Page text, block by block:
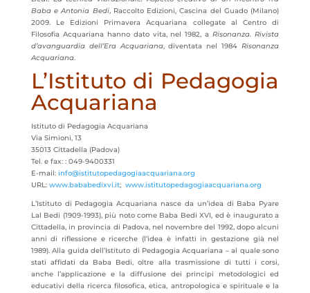
Baba e Antonia Bedi, Raccolto Edizioni, Cascina del Guado (Milano)
2009. Le Edizioni Primavera Acquariana collegate al Centro di
Filosofia Acquariana hanno dato vita, nel 1982, aRisonanza. Rivista
d’avanguardia dell’Era Acquariana, diventata nel 1984Risonanza
Acquariana.
L’Istituto di Pedagogia
Acquariana
Istituto di Pedagogia Acquariana
Via Simioni, 13
35013 Cittadella (Padova)
Tel. e fax: : 049-9400331
E-mail: info@istitutopedagogiaacquariana.org
URL: www.bababedixvi.it; www.istitutopedagogiaacquariana.org
L’Istituto di Pedagogia Acquariana nasce da un’idea di Baba Pyare
Lal Bedi (1909-1993), più noto come Baba Bedi XVI, ed è inaugurato a
Cittadella, in provincia di Padova, nel novembre del 1992, dopo alcuni
anni di riflessione e ricerche (l’idea è infatti in gestazione già nel
1989). Alla guida dell’Istituto di Pedagogia Acquariana – al quale sono
stati affidati da Baba Bedi, oltre alla trasmissione di tutti i corsi,
anche l’applicazione e la diffusione dei principi metodologici ed
educativi della ricerca filosofica, etica, antropologica e spirituale e la